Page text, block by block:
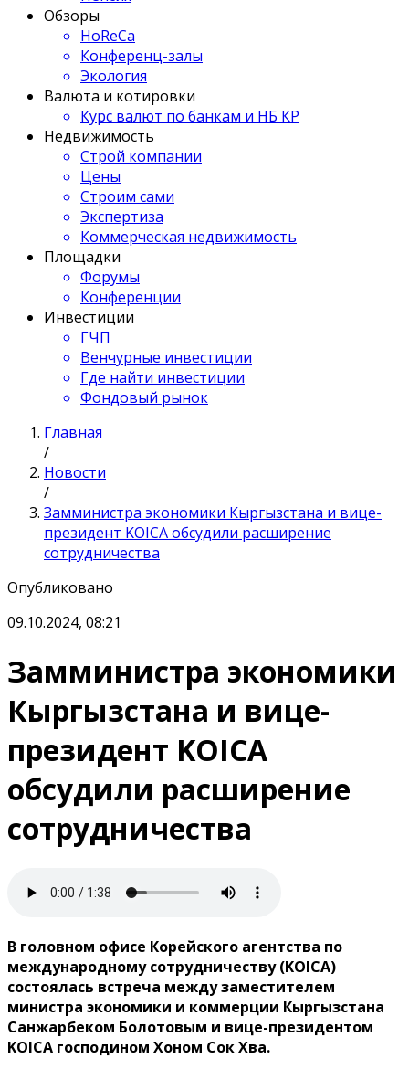
Обзоры
HoReCa
Конференц-залы
Экология
Валюта и котировки
Курс валют по банкам и НБ КР
Недвижимость
Строй компании
Цены
Строим сами
Экспертиза
Коммерческая недвижимость
Площадки
Форумы
Конференции
Инвестиции
ГЧП
Венчурные инвестиции
Где найти инвестиции
Фондовый рынок
Главная
/
Новости
/
Замминистра экономики Кыргызстана и вице-
президент KOICA обсудили расширение
сотрудничества
Опубликовано
09.10.2024, 08:21
Замминистра экономики
Кыргызстана и вице-
президент KOICA
обсудили расширение
сотрудничества
В головном офисе Корейского агентства по
международному сотрудничеству (KOICA)
состоялась встреча между заместителем
министра экономики и коммерции Кыргызстана
Санжарбеком Болотовым и вице-президентом
KOICA господином Хоном Сок Хва.